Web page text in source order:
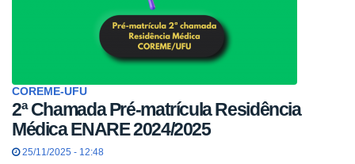
COREME-UFU
2ª Chamada Pré-matrícula Residência
Médica ENARE 2024/2025
25/11/2025 - 12:48